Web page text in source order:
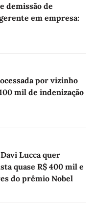
demissão de
em empresa:
por vizinho
mil de indenização
Lucca quer
quase R$ 400 mil e
do prêmio Nobel